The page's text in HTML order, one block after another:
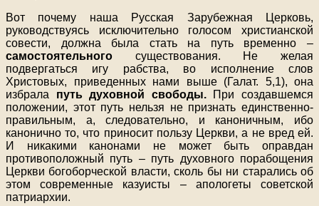
Вот почему наша Русская Зарубежная Церковь,
руководствуясь исключительно голосом христианской
совести, должна была стать на путь временно –
самостоятельного существования. Не желая
подвергаться игу рабства, во исполнение слов
Христовых, приведенных нами выше (Галат. 5,1), она
избрала путь духовной свободы.При создавшемся
положении, этот путь нельзя не признать единственно-
правильным, а, следовательно, и каноничным, ибо
канонично то, что приносит пользу Церкви, а не вред ей.
И никакими канонами не может быть оправдан
противоположный путь – путь духовного порабощения
Церкви богоборческой власти, сколь бы ни старались об
этом современные казуисты – апологеты советской
патриархии.